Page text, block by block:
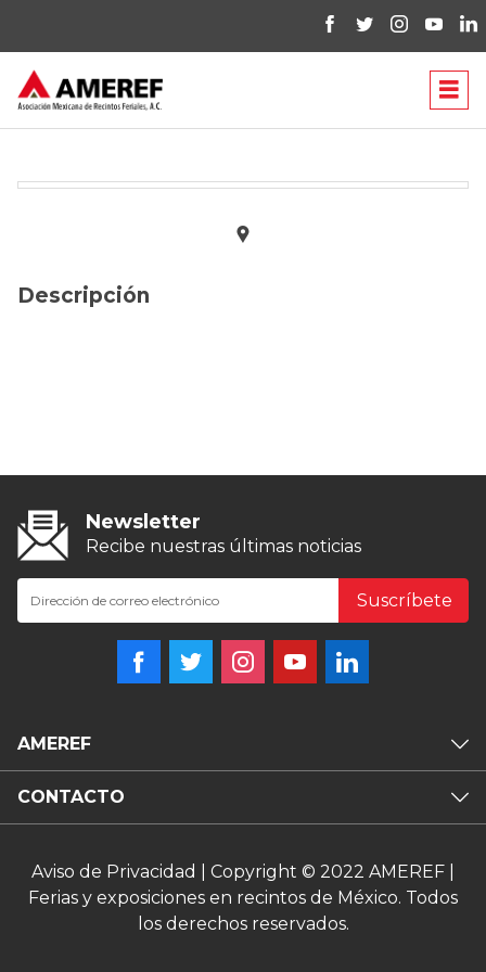
Descripción
AMEREF
CONTACTO
Newsletter
Recibe nuestras últimas noticias
Suscríbete
Aviso de Privacidad
| Copyright © 2022 AMEREF |
Ferias y exposiciones en recintos de México. Todos
los derechos reservados.